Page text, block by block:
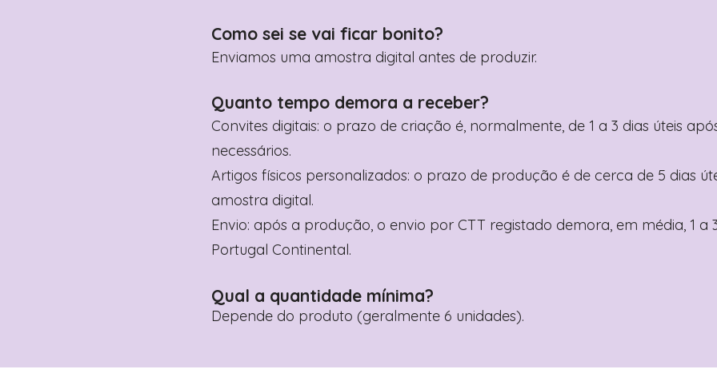
Como sei se vai ficar bonito?
Enviamos uma amostra digital antes de produzir.
Quanto tempo demora a receber?
Convites digitais: o prazo de criação é, normalmente, de 1 a 3 dias úteis
necessários.
Artigos físicos personalizados: o prazo de produção é de cerca de 5 dias
amostra digital.
Envio: após a produção, o envio por CTT registado demora, em média, 1 a
Portugal Continental.
Qual a quantidade mínima?
Depende do produto (geralmente 6 unidades).